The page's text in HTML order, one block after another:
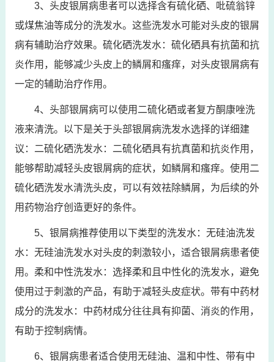
3、头皮银屑病患者可以选择含有硫化硒、吡硫翁锌
或煤焦油等成分的洗发水。这些洗发水可能对头皮的银屑
病有辅助治疗效果。硫化硒洗发水：硫化硒具有抗菌和抗
炎作用，能够减少头皮上的鳞屑和瘙痒，对头皮银屑病有
一定的辅助治疗作用。
4、头部银屑病可以使用二硫化硒或者复方酮康唑洗
液来清洗。以下是关于头部银屑病洗发水选择的详细建
议：二硫化硒洗发水：二硫化硒具有抗真菌和抗炎作用，
能够帮助减轻头皮银屑病的症状，如鳞屑和瘙痒。使用二
硫化硒洗发水清洗头皮，可以有效祛除鳞屑，为后续的外
用药物治疗创造更好的条件。
5、银屑病推荐使用以下类型的洗发水：无硅油洗发
水：无硅油洗发水对头皮的刺激较小，适合银屑病患者使
用。柔和中性洗发水：选择柔和且中性化的洗发水，避免
使用过于刺激的产品，有助于减轻头皮症状。带有中药材
成分的洗发水：中药材成分往往具有抑菌、消炎的作用，
有助于控制病情。
6、银屑病患者适合使用无硅油、温和中性、带有中